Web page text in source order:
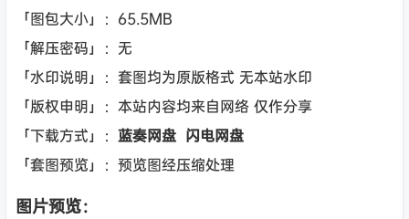
「图包大小」：65.5MB
「解压密码」：无
「水印说明」：套图均为原版格式 无本站水印
「版权申明」：本站内容均来自网络 仅作分享
「下载方式」： 蓝奏网盘 闪电网盘
「套图预览」：预览图经压缩处理
图片预览：